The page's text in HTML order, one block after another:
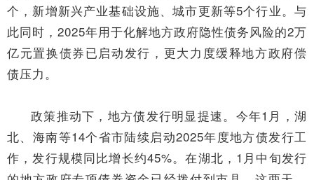
个，新增新兴产业基础设施、城市更新等5个行业。与
此同时，2025年用于化解地方政府隐性债务风险的2万
亿元置换债券已启动发行，更大力度缓释地方政府偿
债压力。
政策推动下，地方债发行明显提速。今年1月，湖
北、海南等14个省市陆续启动2025年度地方债发行工
作，发行规模同比增长约45%。在湖北，1月中旬发行